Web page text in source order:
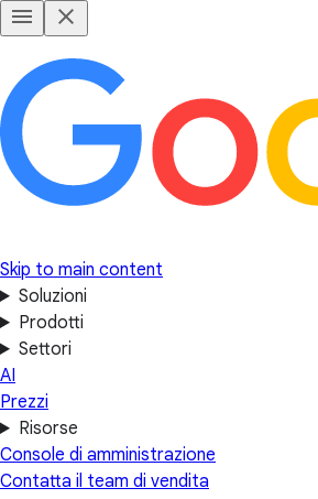
Skip to main content
Soluzioni
Prodotti
Settori
AI
Prezzi
Risorse
Console di amministrazione
Contatta il team di vendita